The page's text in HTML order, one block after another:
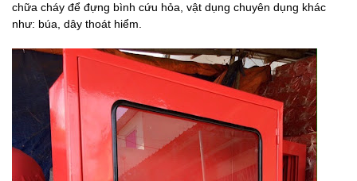
chữa cháy để đựng bình cứu hỏa, vật dụng chuyên dụng khác
như: búa, dây thoát hiểm.